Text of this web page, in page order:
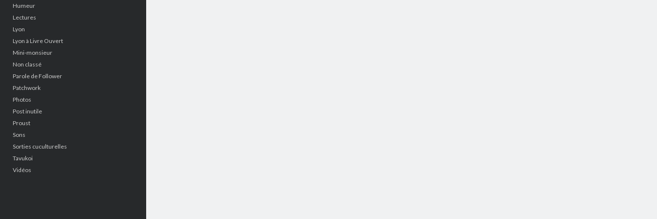
Humeur
Lectures
Lyon
Lyon à Livre Ouvert
Mini-monsieur
Non classé
Parole de Follower
Patchwork
Photos
Post inutile
Proust
Sons
Sorties cuculturelles
Tavukoi
Vidéos